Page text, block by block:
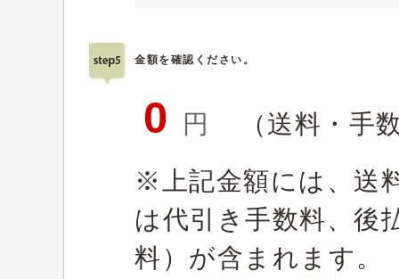
金額を確認ください。
0 円
（送料・手
※上記金額には、送
は代引き手数料、後
料）が含まれます。